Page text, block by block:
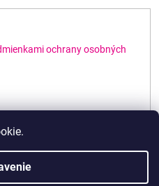
ochrany osobných